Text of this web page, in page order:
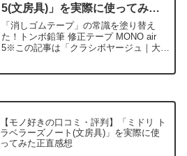
5(文房具)」を実際に使ってみた
正直感想
「消しゴムテープ」の常識を塗り替え
た！トンボ鉛筆 修正テープ MONO air
5※この記事は「クラシボヤージュ｜大人
【モノ好きの口コミ・評判】「ミドリ ト
ラベラーズノート(文房具)」を実際に使
ってみた正直感想